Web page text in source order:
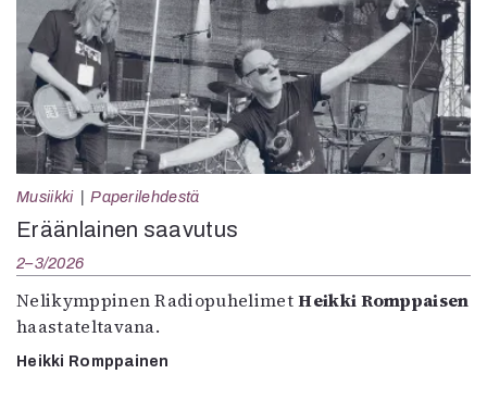
Musiikki Paperilehdestä
Eräänlainen saavutus
2–3/2026
Nelikymppinen RadiopuhelimetHeikki Romppaisen
haastateltavana.
Heikki Romppainen